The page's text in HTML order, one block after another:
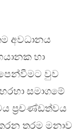
අවධානය
හා
වුව
සමාගමේ
ප්‍රචණ්ඩත්වය
තරම මනාව